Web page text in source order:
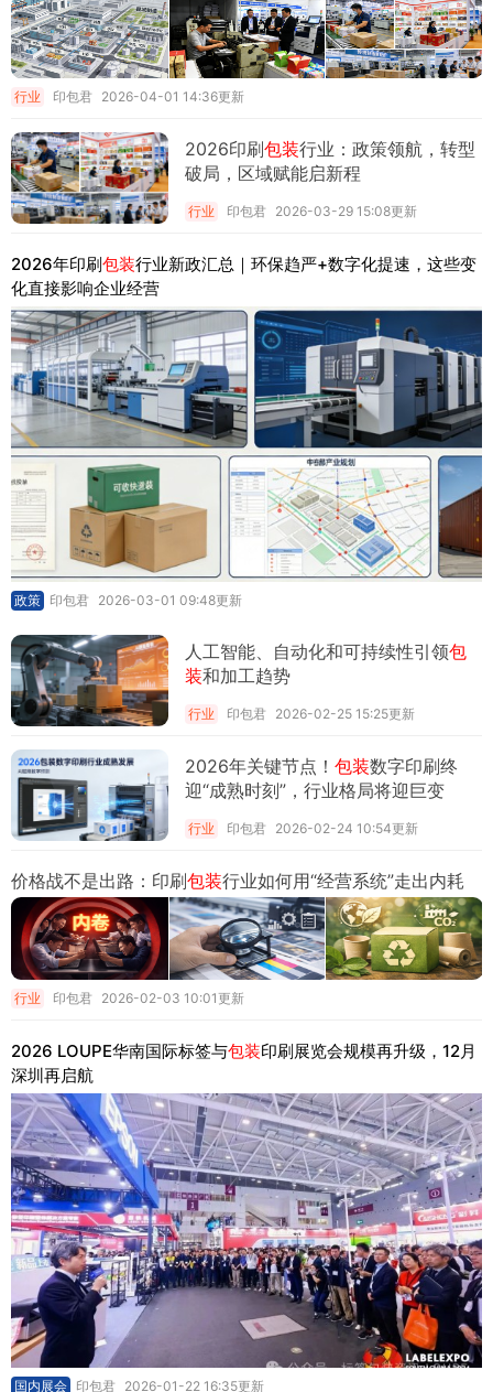
行业 印包君 2026-04-01 14:36更新
2026印刷包装行业：政策领航，转型
破局，区域赋能启新程
行业 印包君 2026-03-29 15:08更新
2026年印刷包装行业新政汇总｜环保趋严+数字化提速，这些变
化直接影响企业经营
政策 印包君 2026-03-01 09:48更新
人工智能、自动化和可持续性引领包
装和加工趋势
行业 印包君 2026-02-25 15:25更新
2026年关键节点！包装数字印刷终
迎“成熟时刻”，行业格局将迎巨变
行业 印包君 2026-02-24 10:54更新
价格战不是出路：印刷包装行业如何用“经营系统”走出内耗
行业 印包君 2026-02-03 10:01更新
2026 LOUPE华南国际标签与包装印刷展览会规模再升级，12月
深圳再启航
国内展会 印包君 2026-01-22 16:35更新